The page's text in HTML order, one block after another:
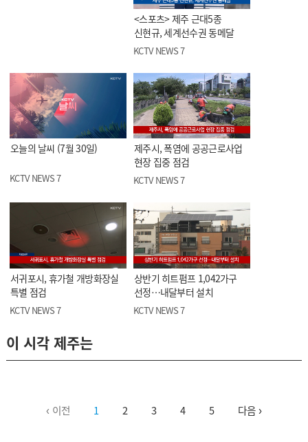
<스포츠> 제주 근대5종
신현규, 세계선수권 동메달
KCTV NEWS 7
오늘의 날씨 (7월 30일)
KCTV NEWS 7
제주시, 폭염에 공공근로사업
현장 집중 점검
KCTV NEWS 7
서귀포시, 휴가철 개방화장실
특별 점검
KCTV NEWS 7
상반기 히트펌프 1,042가구
선정…내달부터 설치
KCTV NEWS 7
이 시각 제주는
‹ 이전 1 2 3 4 5 다음 ›